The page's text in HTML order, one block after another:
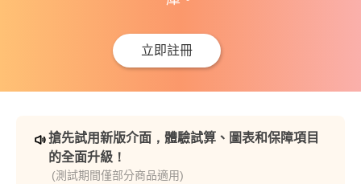
立即註冊
搶先試用新版介面，體驗試算、圖表和保障項目
的全面升級！
(測試期間僅部分商品適用)